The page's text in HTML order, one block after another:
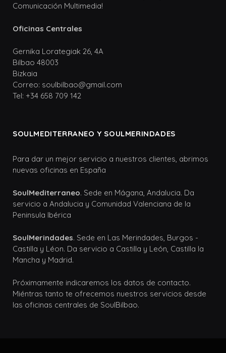
Comunicación Multimedia!
Oficinas Centrales
Gernika Lorategiak 26, 4A
Bilbao 48003
Bizkaia
Correo: soulbilbao@gmail.com
Tel: +34 658 709 142
SOULMEDITERRANEO Y SOULMERINDADES
Para dar un mejor servicio a nuestros clientes, abrimos
nuevas oficinas en España
SoulMediterraneo. Sede en Mágana, Andalucia. Da
servicio a Andalucia y Comunidad Valenciana de la
Peninsula Ibérica
SoulMerindades. Sede en Las Merindades, Burgos -
Castilla y Léon. Da servicio a Castilla y León, Castilla la
Mancha y Madrid.
Próximamente indicaremos los datos de contacto.
Miéntras tanto te ofrecemos nuestros servicios desde
las oficinas centrales de SoulBilbao.